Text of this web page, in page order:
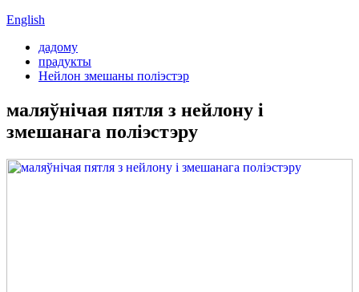
English
дадому
прадукты
Нейлон змешаны поліэстэр
маляўнічая пятля з нейлону і
змешанага поліэстэру